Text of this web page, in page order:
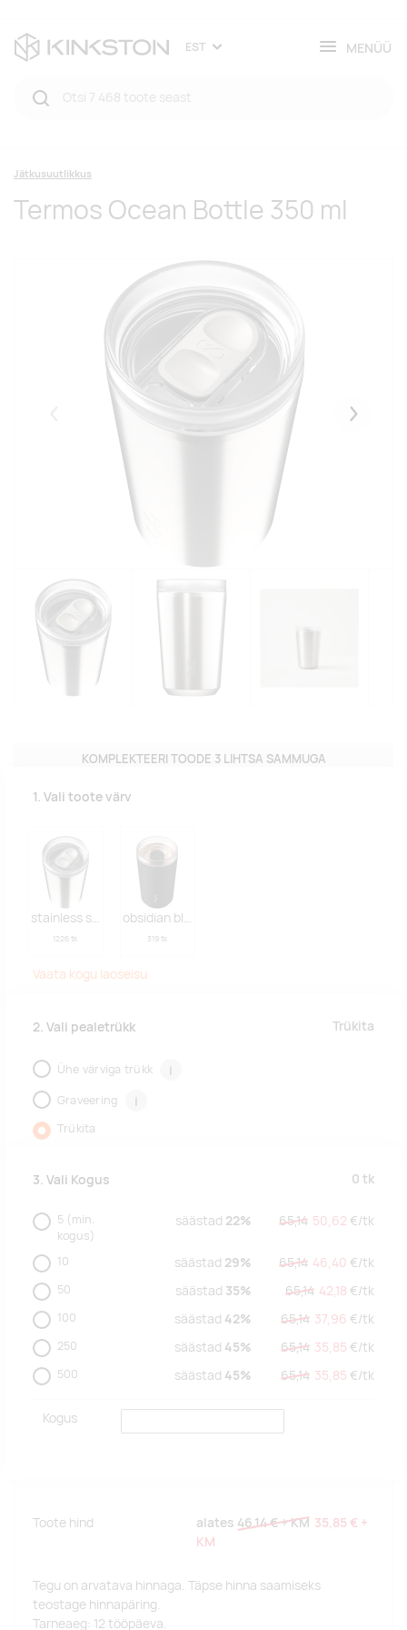
EST MENÜÜ
Jätkusuutlikkus
Termos Ocean Bottle 350 ml
KOMPLEKTEERI TOODE 3 LIHTSA SAMMUGA
1. Vali toote värv
stainless steel
1226 tk
obsidian black
319 tk
Vaata kogu laoseisu
2. Vali pealetrükk Trükita
Ühe värviga trükk i
Graveering i
Trükita
3. Vali Kogus 0 tk
5 (min.
kogus)
säästad 22% 65,14 50,62 €/tk
10 säästad 29% 65,14 46,40 €/tk
50 säästad 35% 65,14 42,18 €/tk
100 säästad 42% 65,14 37,96 €/tk
250 säästad 45% 65,14 35,85 €/tk
500 säästad 45% 65,14 35,85 €/tk
Kogus
Toote hind alates 46,14 €+ KM 35,85 € +
KM
Tegu on arvatava hinnaga. Täpse hinna saamiseks
teostage hinnapäring.
Tarneaeg: 12 tööpäeva.